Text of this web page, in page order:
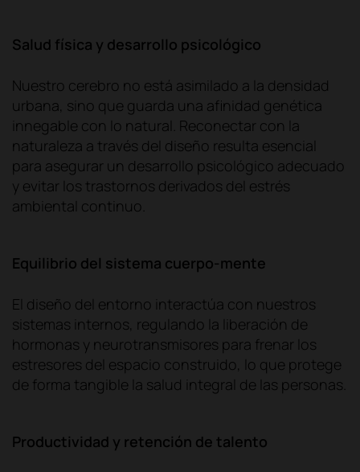
Salud física y desarrollo psicológico
Nuestro cerebro no está asimilado a la densidad
urbana, sino que guarda una afinidad genética
innegable con lo natural. Reconectar con la
naturaleza a través del diseño resulta esencial
para asegurar un desarrollo psicológico adecuado
y evitar los trastornos derivados del estrés
ambiental continuo.
Equilibrio del sistema cuerpo-mente
El diseño del entorno interactúa con nuestros
sistemas internos, regulando la liberación de
hormonas y neurotransmisores para frenar los
estresores del espacio construido, lo que protege
de forma tangible la salud integral de las personas.
Productividad y retención de talento